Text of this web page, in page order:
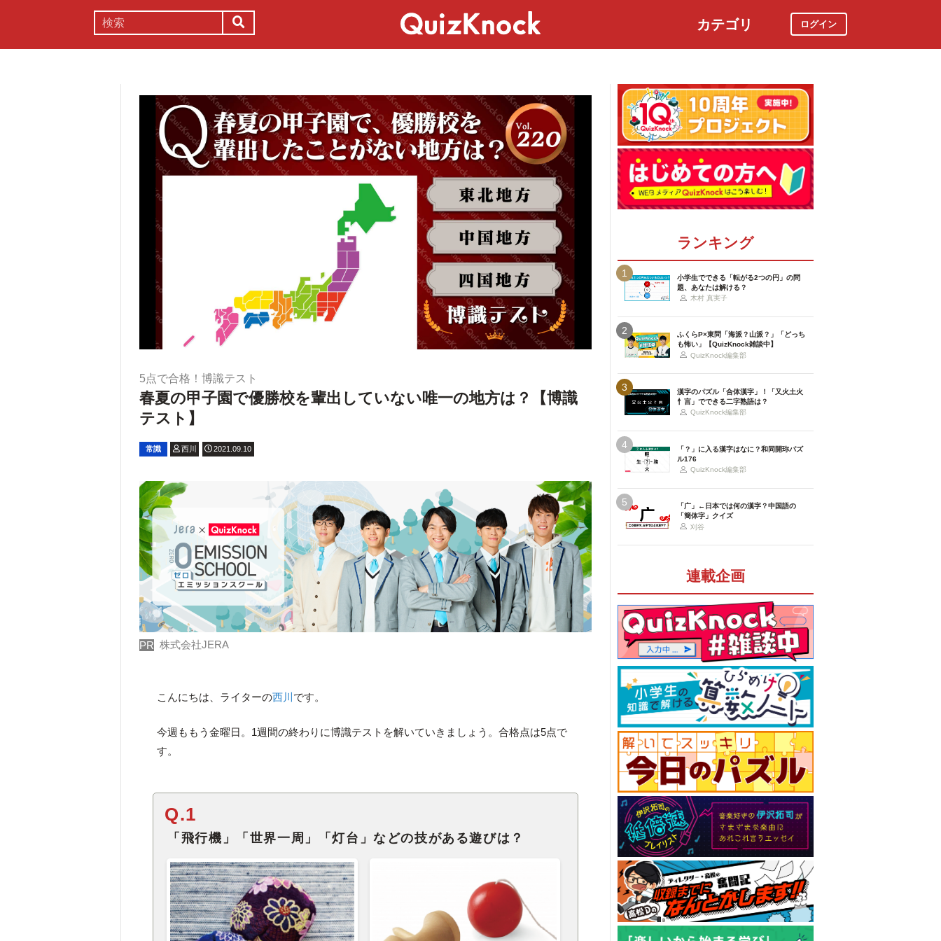
カテゴリ ログイン
5点で合格！博識テスト
春夏の甲子園で優勝校を輩出していない唯一の地方は？【博識
テスト】
常識 西川 2021.09.10
PR 株式会社JERA
こんにちは、ライターの西川 です。
今週ももう金曜日。1週間の終わりに博識テストを解いていきましょう。合格点は5点で
す。
Q.1
「飛行機」「世界一周」「灯台」などの技がある遊びは？
ランキング
1
小学生でできる「転がる2つの円」の問
題、あなたは解ける？
木村 真実子
2
ふくらP×東問「海派？山派？」「どっち
も怖い」【QuizKnock雑談中】
QuizKnock編集部
3
漢字のパズル「合体漢字」！「又火土火
忄言」でできる二字熟語は？
QuizKnock編集部
4
「？」に入る漢字はなに？和同開珎パズ
ル176
QuizKnock編集部
5
「广」←日本では何の漢字？中国語の
「簡体字」クイズ
刈谷
連載企画